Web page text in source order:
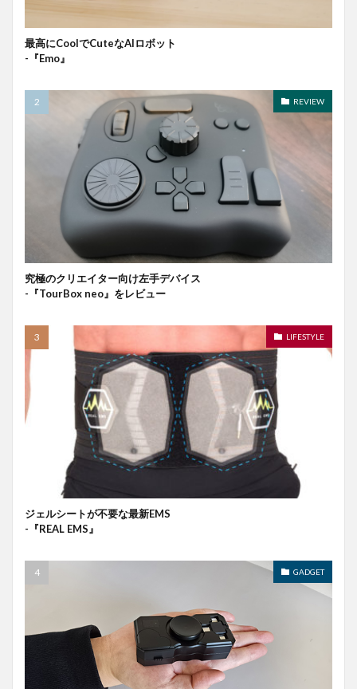
最高にCoolでCuteなAIロボット
-『Emo』
REVIEW
究極のクリエイター向け左手デバイス
-『TourBox neo』をレビュー
LIFESTYLE
ジェルシートが不要な最新EMS
-『REAL EMS』
GADGET